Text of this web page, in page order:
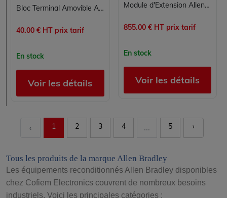
Bloc Terminal Amovible Allen Bradley 1756-TBCH pour Modules ControlLogix
40.00 € HT prix tarif
En stock
Voir les détails
Module d'Extension Allen-Bradley 2094-EN02D-M01-S0
855.00 € HT prix tarif
En stock
Voir les détails
‹ 1 2 3 4 ... 5 ›
Tous les produits de la marque Allen Bradley
Les équipements reconditionnés Allen Bradley disponibles
chez Cofiem Electronics couvrent de nombreux besoins
industriels. Voici les principales catégories :